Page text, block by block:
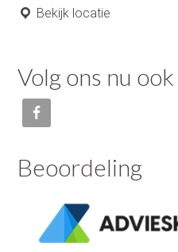
Bekijk locatie
Volg ons nu
Beoordeling